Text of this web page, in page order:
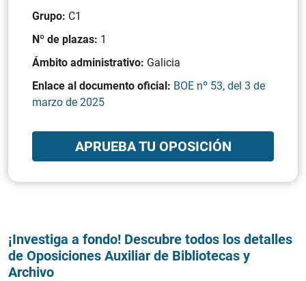
Grupo: C1
Nº de plazas: 1
Ámbito administrativo: Galicia
Enlace al documento oficial: BOE nº 53, del 3 de
marzo de 2025
APRUEBA TU OPOSICIÓN
¡Investiga a fondo! Descubre todos los detalles
de Oposiciones Auxiliar de Bibliotecas y
Archivo